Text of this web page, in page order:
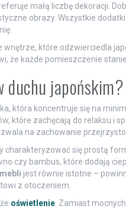
małą liczbę dekoracji.
obrazy. Wszystkie
które odzwierciedla
że każde pomieszczenie
duchu japońskim?
która koncentruje się na
które zachęcają do relaksu i
na zachowanie
się prostą
czy bambus, które dodają
jest równie istotne –
z otoczeniem.
oświetlenie. Zamiast